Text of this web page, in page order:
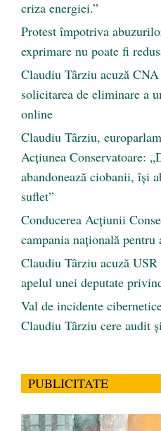
criza energiei.”
Protest împotriva
exprimare nu poate fi
Claudiu Târziu acuză
solicitarea de eliminare a
online
Claudiu Târziu,
Acțiunea Conservatoare:
abandonează ciobanii, își
suflet”
Conducerea Acțiunii
campania națională
Claudiu Târziu acuză
apelul unei deputate
Val de incidente
Claudiu Târziu cere audit
PUBLICITATE